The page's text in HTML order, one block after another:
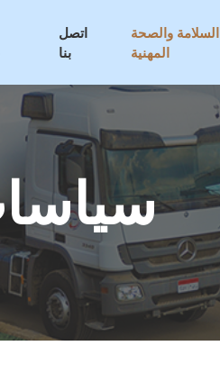
اتصل
بنا
السلامة والصحة
المهنية